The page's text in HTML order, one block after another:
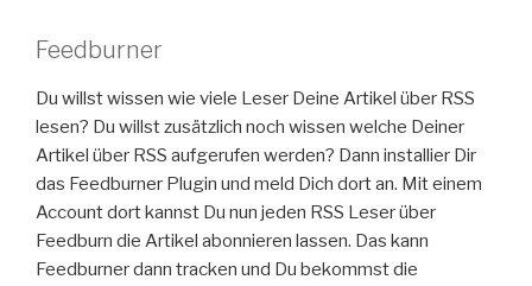
Feedburner
Du willst wissen wie viele Leser Deine Artikel über RSS
lesen? Du willst zusätzlich noch wissen welche Deiner
Artikel über RSS aufgerufen werden? Dann installier Dir
das Feedburner Plugin und meld Dich dort an. Mit einem
Account dort kannst Du nun jeden RSS Leser über
Feedburn die Artikel abonnieren lassen. Das kann
Feedburner dann tracken und Du bekommst die